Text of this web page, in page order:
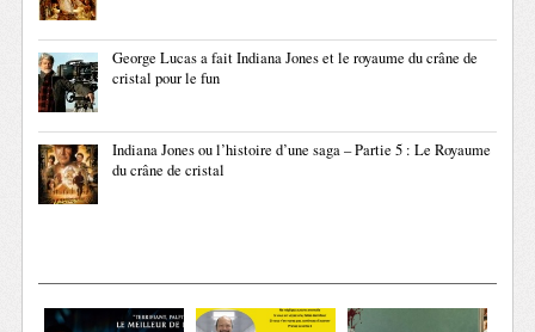
George Lucas a fait Indiana Jones et le royaume du crâne de
cristal pour le fun
Indiana Jones ou l’histoire d’une saga – Partie 5 : Le Royaume
du crâne de cristal